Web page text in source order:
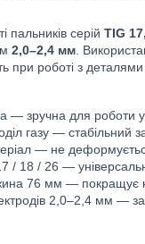
пальників серій TIG
2,0–2,4 мм .
при роботі з
зручна для роботи у
газу — стабільний
— не
/ 18 / 26 —
76 мм — покращує
2,0–2,4 мм —